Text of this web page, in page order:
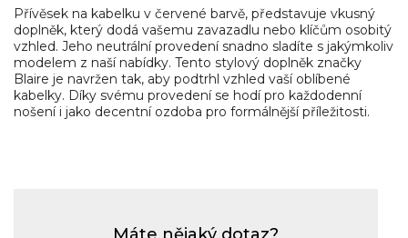
Přívěsek na kabelku v červené barvě, představuje vkusný
doplněk, který dodá vašemu zavazadlu nebo klíčům osobitý
vzhled. Jeho neutrální provedení snadno sladíte s jakýmkoliv
modelem z naší nabídky. Tento stylový doplněk značky
Blaire je navržen tak, aby podtrhl vzhled vaší oblíbené
kabelky. Díky svému provedení se hodí pro každodenní
nošení i jako decentní ozdoba pro formálnější příležitosti.
Máte nějaký dotaz?